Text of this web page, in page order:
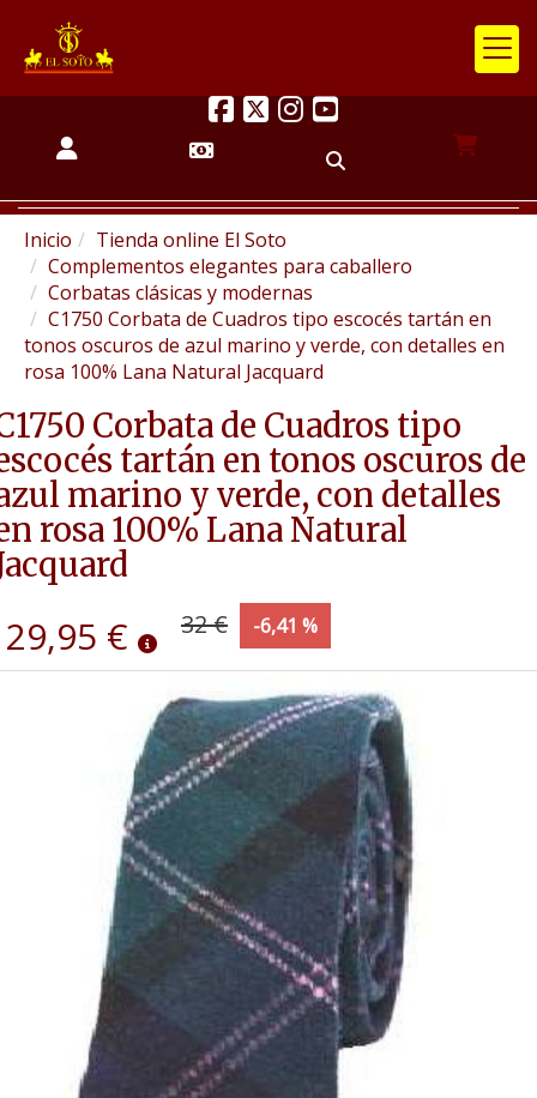
Inicio
Tienda online El Soto
Complementos elegantes para caballero
Corbatas clásicas y modernas
C1750 Corbata de Cuadros tipo escocés tartán en
tonos oscuros de azul marino y verde, con detalles en
rosa 100% Lana Natural Jacquard
Corbata de Cuadros tipo
tartán en tonos oscuros de
marino y verde, con detalles
rosa 100% Lana Natural
29,95 € 32 € -6,41 %